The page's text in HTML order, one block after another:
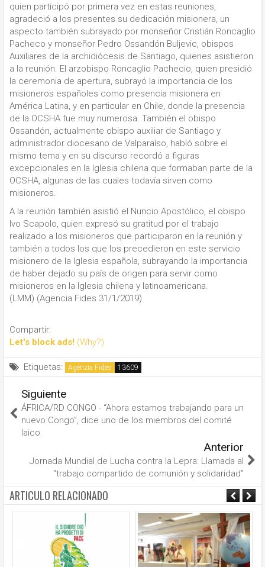
quien participó por primera vez en estas reuniones,
agradeció a los presentes su dedicación misionera, un
aspecto también subrayado por monseñor Cristián Roncaglio
Pacheco y monseñor Pedro Ossandón Buljevic, obispos
Auxiliares de la archidiócesis de Santiago, quienes asistieron
a la reunión. El arzobispo Roncaglio Pachecio, quien presidió
la ceremonia de apertura, subrayó la importancia de los
misioneros españoles como presencia misionera en
América Latina, y en particular en Chile, donde la presencia
de la OCSHA fue muy numerosa. También el obispo
Ossandón, actualmente obispo auxiliar de Santiago y
administrador diocesano de Valparaíso, habló sobre el
mismo tema y en su discurso recordó a figuras
excepcionales en la Iglesia chilena que formaban parte de la
OCSHA, algunas de las cuales todavía sirven como
misioneros.
A la reunión también asistió el Nuncio Apostólico, el obispo
Ivo Scapolo, quien expresó su gratitud por el trabajo
realizado a los misioneros que participaron en la reunión y
también a todos los que los precedieron en este servicio
misionero de la Iglesia española, subrayando la importancia
de haber dejado su país de origen para servir como
misioneros en la Iglesia chilena y latinoamericana.
(LMM) (Agencia Fides 31/1/2019)
Compartir:
Let's block ads! (Why?)
Etiquetas: Agenzia Fides
Siguiente
ÁFRICA/RD CONGO - “Ahora estamos trabajando para un
nuevo Congo”, dice uno de los miembros del comité
laico
Anterior
Jornada Mundial de Lucha contra la Lepra: Llamada al
“trabajo compartido de comunión y solidaridad”
ARTICULO RELACIONADO